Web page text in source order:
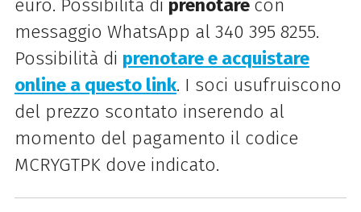
euro. Possibilità di prenotare con
messaggio WhatsApp al 340 395 8255.
Possibilità di prenotare e acquistare
online a questo link. I soci usufruiscono
del prezzo scontato inserendo al
momento del pagamento il codice
MCRYGTPK dove indicato.